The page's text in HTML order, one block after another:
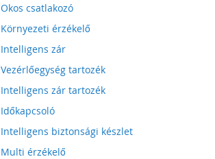
Okos csatlakozó
Környezeti érzékelő
Intelligens zár
Vezérlőegység tartozék
Intelligens zár tartozék
Időkapcsoló
Intelligens biztonsági készlet
Multi érzékelő